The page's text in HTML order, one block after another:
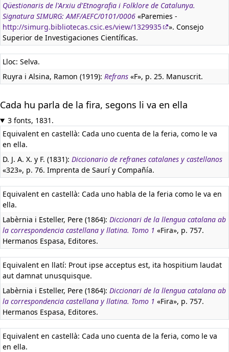
Qüestionaris de l'Arxiu d'Etnografia i Folklore de Catalunya.
Signatura SIMURG: AMF/AEFC/0101/0006 «Paremies -
http://simurg.bibliotecas.csic.es/view/1329935
». Consejo
Superior de Investigaciones Científicas.
Lloc: Selva.
Ruyra i Alsina, Ramon (1919): Refrans «F», p. 25. Manuscrit.
Cada hu parla de la fira, segons li va en ella
3 fonts, 1831.
Equivalent en castellà: Cada uno cuenta de la feria, como le va
en ella.
D. J. A. X. y F. (1831): Diccionario de refranes catalanes y castellanos
«323», p. 76. Imprenta de Saurí y Compañía.
Equivalent en castellà: Cada uno habla de la feria como le va en
ella.
Labèrnia i Esteller, Pere (1864): Diccionari de la llengua catalana ab
la correspondencia castellana y llatina. Tomo 1 «Fira», p. 757.
Hermanos Espasa, Editores.
Equivalent en llatí: Prout ipse acceptus est, ita hospitium laudat
aut damnat unusquisque.
Labèrnia i Esteller, Pere (1864): Diccionari de la llengua catalana ab
la correspondencia castellana y llatina. Tomo 1 «Fira», p. 757.
Hermanos Espasa, Editores.
Equivalent en castellà: Cada uno cuenta de la feria, como le va
en ella.